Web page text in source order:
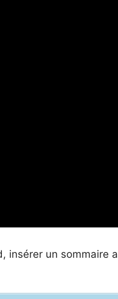
insérer un sommaire